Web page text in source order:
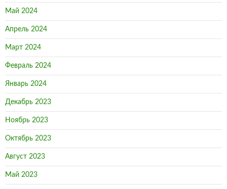
Май 2024
Апрель 2024
Март 2024
Февраль 2024
Январь 2024
Декабрь 2023
Ноябрь 2023
Октябрь 2023
Август 2023
Май 2023